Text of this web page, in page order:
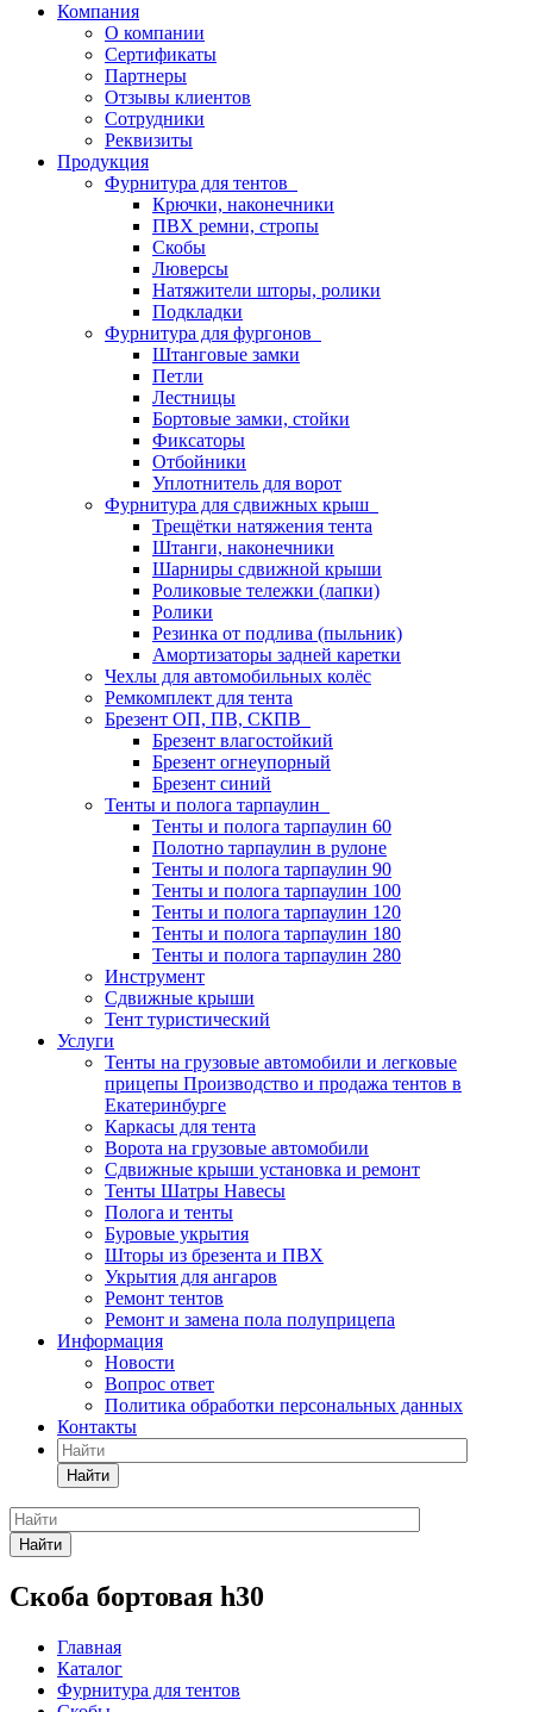
Компания
О компании
Сертификаты
Партнеры
Отзывы клиентов
Сотрудники
Реквизиты
Продукция
Фурнитура для тентов
Крючки, наконечники
ПВХ ремни, стропы
Скобы
Люверсы
Натяжители шторы, ролики
Подкладки
Фурнитура для фургонов
Штанговые замки
Петли
Лестницы
Бортовые замки, стойки
Фиксаторы
Отбойники
Уплотнитель для ворот
Фурнитура для сдвижных крыш
Трещётки натяжения тента
Штанги, наконечники
Шарниры сдвижной крыши
Роликовые тележки (лапки)
Ролики
Резинка от подлива (пыльник)
Амортизаторы задней каретки
Чехлы для автомобильных колёс
Ремкомплект для тента
Брезент ОП, ПВ, СКПВ
Брезент влагостойкий
Брезент огнеупорный
Брезент синий
Тенты и полога тарпаулин
Тенты и полога тарпаулин 60
Полотно тарпаулин в рулоне
Тенты и полога тарпаулин 90
Тенты и полога тарпаулин 100
Тенты и полога тарпаулин 120
Тенты и полога тарпаулин 180
Тенты и полога тарпаулин 280
Инструмент
Сдвижные крыши
Тент туристический
Услуги
Тенты на грузовые автомобили и легковые
прицепы Производство и продажа тентов в
Екатеринбурге
Каркасы для тента
Ворота на грузовые автомобили
Сдвижные крыши установка и ремонт
Тенты Шатры Навесы
Полога и тенты
Буровые укрытия
Шторы из брезента и ПВХ
Укрытия для ангаров
Ремонт тентов
Ремонт и замена пола полуприцепа
Информация
Новости
Вопрос ответ
Политика обработки персональных данных
Контакты
Найти
Найти
Скоба бортовая h30
Главная
Каталог
Фурнитура для тентов